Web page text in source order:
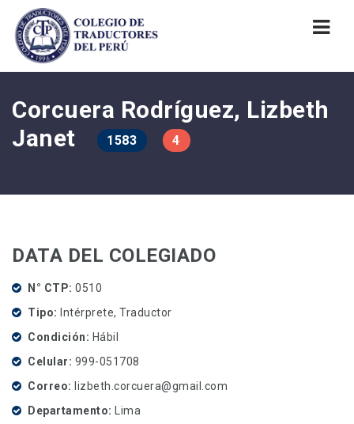
Corcuera Rodríguez, Lizbeth
Janet
1583 4
DATA DEL COLEGIADO
N° CTP 0510
Tipo Intérprete, Traductor
Condición
Hábil
Celular
999-051708
Correo lizbeth.corcuera@gmail.com
Departamento Lima